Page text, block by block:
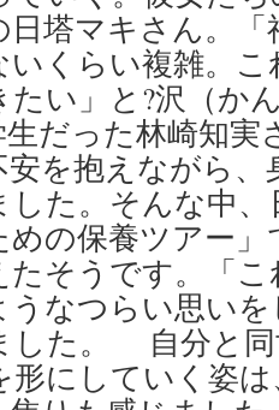
日塔マキさん。
いくらい複雑。
たい」と?沢（か
だった林崎知実
安を抱えながら
した。そんな中
めの保養ツアー
たそうです。「
うなつらい思い
した。 自分と
形にしていく姿